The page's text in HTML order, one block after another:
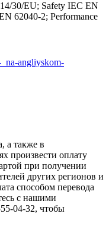
30/EU; Safety IEC EN
62040-2; Performance
angliyskom-
а также в
произвести оплату
при получении
других регионов и
способом перевода
с нашими
04-32, чтобы